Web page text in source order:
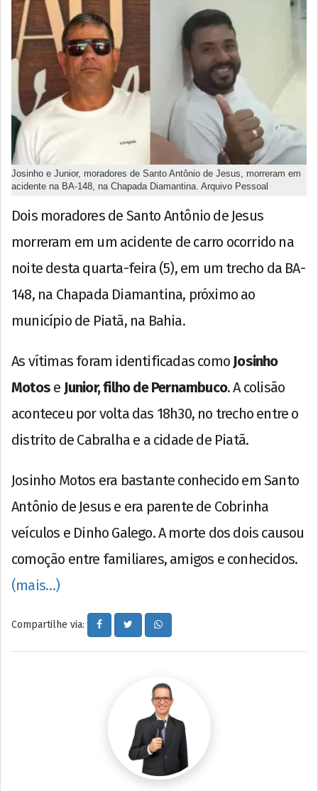
Josinho e Junior, moradores de Santo Antônio de Jesus, morreram em
acidente na BA-148, na Chapada Diamantina. Arquivo Pessoal
Dois moradores de Santo Antônio de Jesus
morreram em um acidente de carro ocorrido na
noite desta quarta-feira (5), em um trecho da BA-
148, na Chapada Diamantina, próximo ao
município de Piatã, na Bahia.
As vítimas foram identificadas como Josinho
Motos e Junior, filho de Pernambuco. A colisão
aconteceu por volta das 18h30, no trecho entre o
distrito de Cabralha e a cidade de Piatã.
Josinho Motos era bastante conhecido em Santo
Antônio de Jesus e era parente de Cobrinha
veículos e Dinho Galego. A morte dos dois causou
comoção entre familiares, amigos e conhecidos.
(mais…)
Compartilhe via: